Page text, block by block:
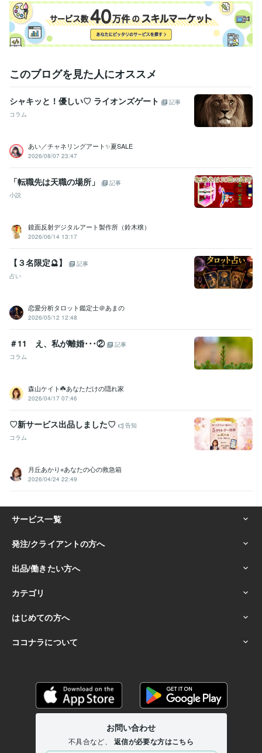
このブログを見た人にオススメ
シャキッと！優しい♡ ライオンズゲート
記事
コラム
あい／チャネリングアート✨夏SALE
2026/08/07 23:47
「転職先は天職の場所」
記事
小説
鏡面反射デジタルアート製作所（鈴木穣）
2026/06/14 13:17
【３名限定🔮】
記事
占い
恋愛分析タロット鑑定士＠あまの
2026/05/12 12:48
＃11 え、私が離婚･･･②
記事
コラム
森山ケイト☘️あなただけの隠れ家
2026/04/17 07:46
♡新サービス出品しました♡
告知
コラム
月丘あかり⭐︎あなたの心の救急箱
2026/04/24 22:49